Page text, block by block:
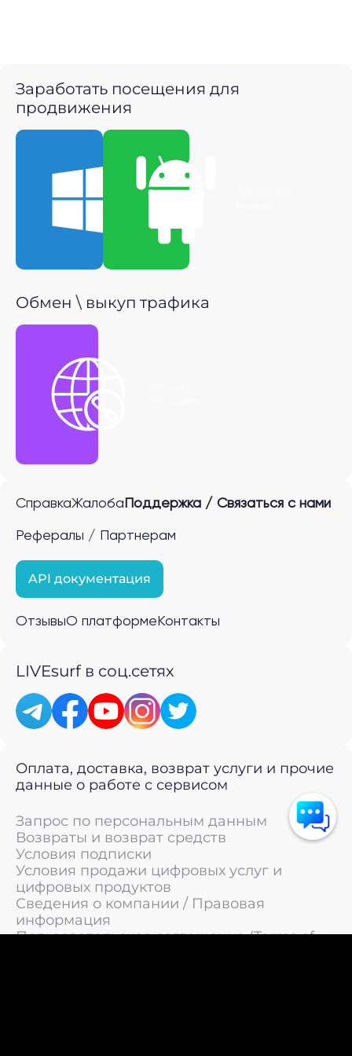
Заработать посещения для
продвижения
Скачать для
Обмен \ выкуп трафика
СправкаЖалоба Поддержка / Связаться с нами
Рефералы / Партнерам
API документация
ОтзывыО платформе Контакты
LIVEsurf в соц.сетях
Оплата, доставка, возврат услуги и прочие
данные о работе с сервисом
Запрос по персональным данным
Возвраты и возврат средств
Условия подписки
Условия продажи цифровых услуг и
цифровых продуктов
Сведения о компании / Правовая
информация
Пользовательское соглашение (Terms of